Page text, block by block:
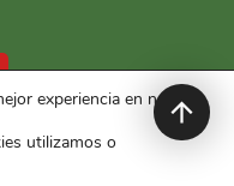
Reservados todos los
experiencia en nuestra
utilizamos o